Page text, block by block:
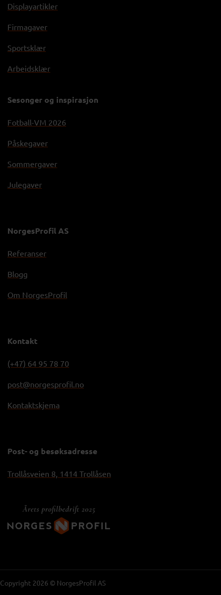
Displayartikler
Firmagaver
Sportsklær
Arbeidsklær
Sesonger og inspirasjon
Fotball-VM 2026
Påskegaver
Sommergaver
Julegaver
NorgesProfil AS
Referanser
Blogg
Om NorgesProfil
Kontakt
(+47) 64 95 78 70
post@norgesprofil.no
Kontaktskjema
Post- og besøksadresse
Trollåsveien 8, 1414 Trollåsen
Copyright 2026 © NorgesProfil AS